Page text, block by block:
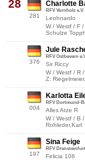
28
281
Charlotte
RFV Vornholz e.V.
Leohnardo
W / Westf / F
Schulze
376
Jule
RFV Ostbevern
Sir Riccy
W / Westf / R
Z:
004
Karlotta
RFV Dortmund-
Alles Atze R
W / Westf / B
Rohleder,Karl
197
Sina Feige
RFV Drensteinfurt
Felicia 106